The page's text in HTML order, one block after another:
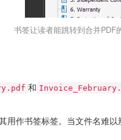
书签让读者能跳转到合并PDF
和
作书签标签。当文件名难